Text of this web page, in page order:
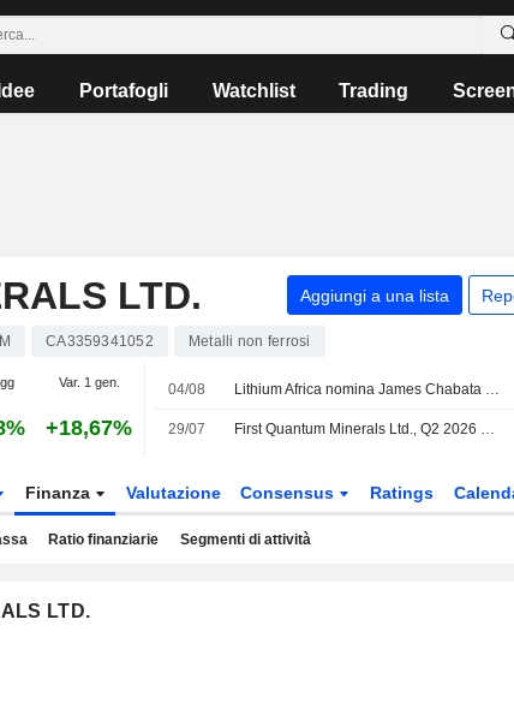
Idee Portafogli Watchlist Trading
LTD. Aggiungi a una lista
CA3359341052 Metalli non ferrosi
Var. 1 gen.
+18,67%
04/08 Lithium Africa nomina James Chabata Direttore Finanziario
29/07 First Quantum Minerals Ltd., Q2 2026 Earnings Call, Jul 29, 2026
Finanza Valutazione Consensus Ratings
Ratio finanziarie Segmenti di attività
LTD.